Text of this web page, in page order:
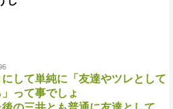
して単純に「友達やツレとして
って事でしょ